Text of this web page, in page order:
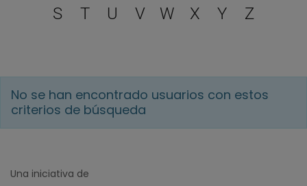
S
T U V W X Y Z
No se han encontrado usuarios con estos
criterios de búsqueda
Una iniciativa de